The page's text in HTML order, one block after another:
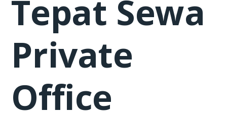
Tepat Sewa
Private
Office